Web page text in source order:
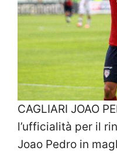
CAGLIARI JOAO
l’ufficialità per il
Joao Pedro in